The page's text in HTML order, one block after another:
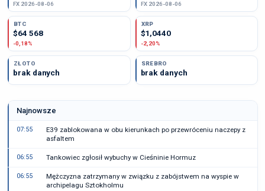
FX 2026-08-06 FX 2026-08-06
BTC
$64 568
-0,18%
XRP
$1,0440
-2,20%
ZŁOTO
brak danych
SREBRO
brak danych
Najnowsze
07:55
E39 zablokowana w obu kierunkach po przewróceniu naczepy z
asfaltem
06:55 Tankowiec zgłosił wybuchy w Cieśninie Hormuz
06:55
Mężczyzna zatrzymany w związku z zabójstwem na wyspie w
archipelagu Sztokholmu